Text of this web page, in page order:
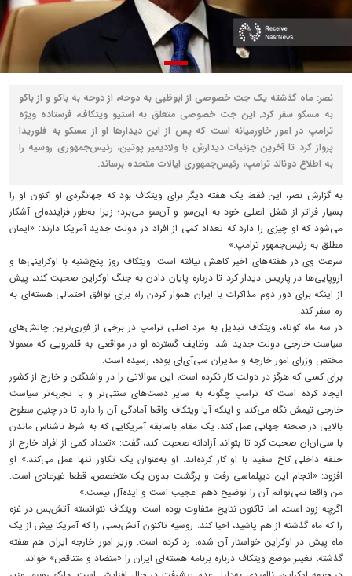
نصر: ماه گذشته یک جت خصوصی از ابوظبی به دوحه، از دوحه به باکو و از باکو
به مسکو سفر کرد. این جت خصوصی متعلق به استیو ویتکاف، فرستاده ویژه
ترامپ در امور خاورمیانه است که پس از این دیدارها او از مسکو به فلوریدا
پرواز کرد تا آخرین جزئیات دیدارش با ولادیمیر پوتین، رئیس‌جمهوری روسیه را
به اطلاع دونالد ترامپ، رئیس‌جمهوری ایالات متحده برساند.
به گزارش نصر، این فقط یک هفته دیگر برای ویتکاف بود که جهانگردی او اکنون او را
بسیار فراتر از شغل اصلی خود به این‌سو و آن‌سو می‌برد؛ زیرا به‌طور فزاینده‌ای آشکار
می‌شود که او چیزی را دارد که تعداد کمی از افراد در دولت جدید آمریکا دارند: «ایمان
مطلق به رئیس‌جمهور ترامپ.»
سرعت وی در هفته‌های اخیر کاهش نیافته است. ویتکاف روز پنج‌شنبه با اوکراینی‌ها و
اروپایی‌ها در پاریس دیدار کرد تا درباره پایان دادن به جنگ اوکراین صحبت کند، پیش
از اینکه برای دور دوم مذاکرات با ایران هموار کردن راه برای توافق احتمالی هسته‌ای به
رم سفر کند.
در سه ماه کوتاه، ویتکاف تبدیل به مرد اصلی ترامپ در برخی از فوری‌ترین چالش‌های
سیاست خارجی دولت جدید شد. وظایف گسترده او در مواقعی به قلمرویی که معمولا
مختص وزرای امور خارجه و مدیران سی‌آی‌ای بوده، رسیده است.
برای کسی که هرگز در دولت کار نکرده است، این سوالاتی را در واشنگتن و خارج از کشور
ایجاد کرده است که ترامپ چگونه به سایر دست‌های سنتی‌تر و با تجربه‌تر سیاست
خارجی تیمش نگاه می‌کند و اینکه آیا ویتکاف واقعا آمادگی آن را دارد تا در چنین سطوح
بالایی در صحنه جهانی عمل کند. یک مقام باسابقه آمریکایی که به شرط ناشناس ماندن
با سی‌ان‌ان صحبت کرد تا بتواند آزادانه صحبت کند، گفت: «تعداد کمی از افراد خارج از
حلقه داخلی کاخ سفید با او کار کرده‌اند. او به‌عنوان یک تکاور تنها عمل می‌کند.» او
افزود: «انجام این دیپلماسی رفت و برگشت بدون یک متخصص، قطعا غیرعادی است.
من واقعا نمی‌توانم آن را توضیح دهم. عجیب است و ایده‌آل نیست.»
اگرچه زود است، اما تاکنون نتایج متفاوت بوده است. ویتکاف نتوانسته آتش‌بس در غزه
را که ماه گذشته از هم پاشید، احیا کند. روسیه تاکنون آتش‌بسی را که آمریکا بیش از یک
ماه پیش در اوکراین خواستار آن شده، رد کرده است. وزیر امور خارجه ایران هم هفته
گذشته، تغییر موضع ویتکاف درباره برنامه هسته‌ای ایران را «متضاد و متناقض» خواند.